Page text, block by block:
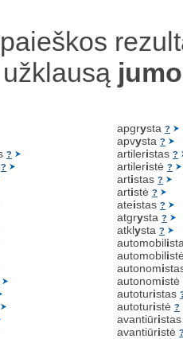
?
?
apgrysta ?
apvysta ?
artileristas ?
artileristė ?
artistas ?
artistė ?
ateistas ?
atgrysta ?
atklysta ?
automobili
automobili
autonomi
autonomistė
autoturistas
autoturistė ?
avantiūri
avantiūristė